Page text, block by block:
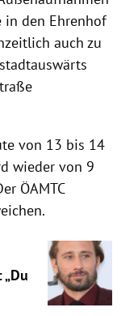
in den Ehrenhof
auch zu
von 13 bis 14
wieder von 9
ÖAMTC